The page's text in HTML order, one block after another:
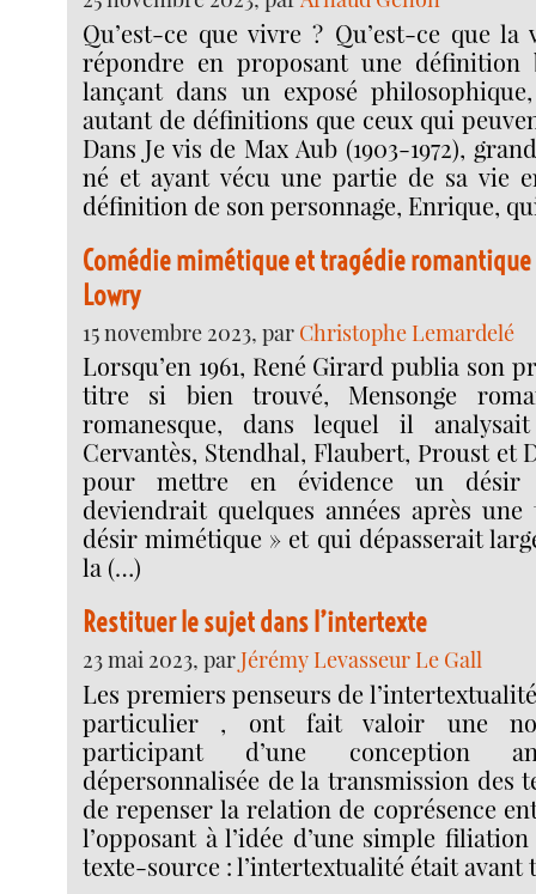
Qu’est-ce que vivre ? Qu’est-ce que
répondre en proposant une définition
lançant dans un exposé
autant de définitions que ceux qui
Dans Je vis de Max Aub (1903-1972),
né et ayant vécu une partie de sa vie
définition de son personnage, Enrique,
Comédie mimétique et tragédie romantique
Lowry
15 novembre 2023, par Christophe Lemardelé
Lorsqu’en 1961, René Girard publia son
titre si bien trouvé, Mensonge
romanesque, dans lequel il
Cervantès, Stendhal, Flaubert, Proust et
pour mettre en évidence un désir
deviendrait quelques années après
désir mimétique » et qui dépasserait
la (…)
Restituer le sujet dans l’intertexte
23 mai 2023, parJérémy Levasseur Le Gall
Les premiers penseurs de
particulier , ont fait valoir une
participant d’une conception
dépersonnalisée de la transmission des
de repenser la relation de coprésence
l’opposant à l’idée d’une simple
texte-source : l’intertextualité était avant